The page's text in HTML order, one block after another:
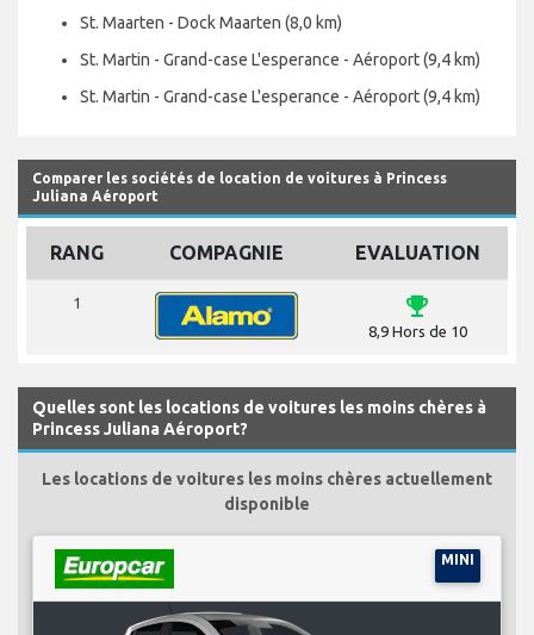
St. Maarten - Dock Maarten (8,0 km)
St. Martin - Grand-case L'esperance - Aéroport (9,4 km)
St. Martin - Grand-case L'esperance - Aéroport (9,4 km)
Comparer les sociétés de location de voitures à Princess
Juliana Aéroport
RANG COMPAGNIE EVALUATION
1 emoji_events
8,9 Hors de 10
Quelles sont les locations de voitures les moins chères à
Princess Juliana Aéroport?
Les locations de voitures les moins chères actuellement
disponible
MINI